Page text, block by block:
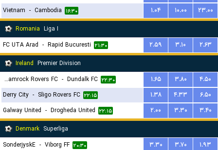
Vietnam - Cambodia ۱۶:۳۰ ۱.۰۴ ۱۰.۰۰
۲۳.۰۰
Romania Liga I
FC UTA Arad - Rapid Bucuresti ۲۱:۳۰ ۲.۵۹ ۳.۱۰
۲.۶۳
Ireland Premier Division
Shamrock Rovers FC
- Dundalk FC ۲۲:۳۰ ۱.۶۵ ۳.۸۰
۴.۵۰
Derry City - Sligo Rovers FC ۲۲:۱۵ ۱.۳۸ ۴.۳۳
۶.۵۰
Galway United - Drogheda United ۲۲:۱۵ ۲.۰۰ ۳.۳۰
۳.۴۰
Denmark Superliga
SonderjyskE - Viborg FF ۲۰:۳۰ ۳.۳۰ ۳.۷۰
۱.۹۳